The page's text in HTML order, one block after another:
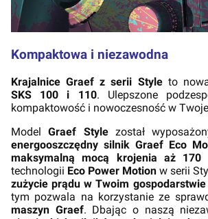
Kompaktowa i niezawodna
Krajalnice Graef z serii Style to
SKS 100 i 110. Ulepszone
kompaktowość i nowoczesność w
ModelGraef Stylezostał
energooszczędny silnik Graef Eco
maksymalną mocą krojenia aż 170
technologii Eco Power Motion w serii
zużycie prądu w Twoim
tym pozwala na korzystanie ze
maszyn Graef. Dbając o naszą